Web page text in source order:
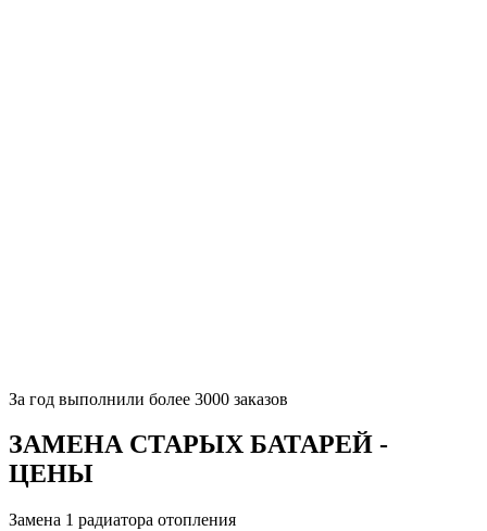
За год выполнили более 3000 заказов
ЗАМЕНА СТАРЫХ БАТАРЕЙ -
ЦЕНЫ
Замена 1 радиатора отопления